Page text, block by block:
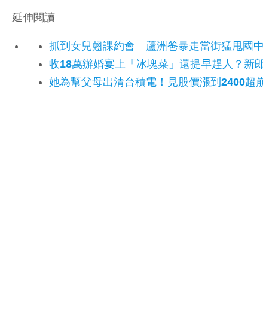
延伸閱讀
抓到女兒翹課約會 蘆洲爸暴走當街猛甩國
收18萬辦婚宴上「冰塊菜」還提早趕人？
她為幫父母出清台積電！見股價漲到2400